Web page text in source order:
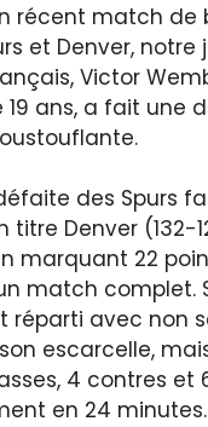
récent match de
et Denver, notre
Victor
ans, a fait une
des Spurs
Denver (132-
marquant 22
match complet.
réparti avec non
escarcelle, mais
4 contres et
en 24 minutes.